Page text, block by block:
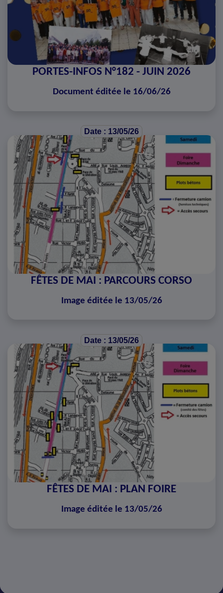
PORTES-INFOS N°182 - JUIN 2026
Document éditée le 16/06/26
Date : 13/05/26
FÊTES DE MAI : PARCOURS CORSO
Image éditée le 13/05/26
Date : 13/05/26
FÊTES DE MAI : PLAN FOIRE
Image éditée le 13/05/26